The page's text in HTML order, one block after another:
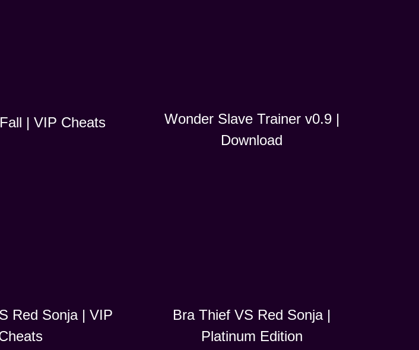
| VIP Cheats
Wonder Slave Trainer v0.9 |
Download
Red Sonja | VIP
Bra Thief VS Red Sonja |
Platinum Edition